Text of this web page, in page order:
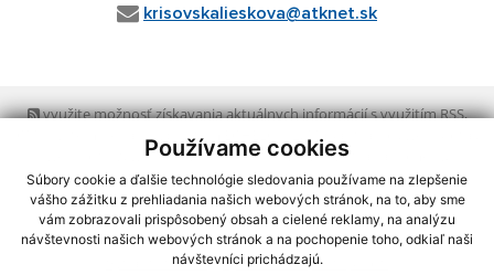
Používame cookies
Súbory cookie a ďalšie technológie sledovania používame na zlepšenie
vášho zážitku z prehliadania našich webových stránok, na to, aby sme
vám zobrazovali prispôsobený obsah a cielené reklamy, na analýzu
návštevnosti našich webových stránok a na pochopenie toho, odkiaľ naši
návštevníci prichádzajú.
krisovskalieskova@atknet.sk
využite možnosť získavania aktuálnych informácií s využitím RSS,
CMS systém (redakčný) systém ECHELON 2, Mapa stránok
webex.digital, s.r.o.,domény,registrácia domény
spoločnosť webex.digital, s.r.o.,technický prevádzkovateľ
Posledná aktualizácia:23.07.2026
Vytlačiť stránku|Vyhlásenie o prístupnosti